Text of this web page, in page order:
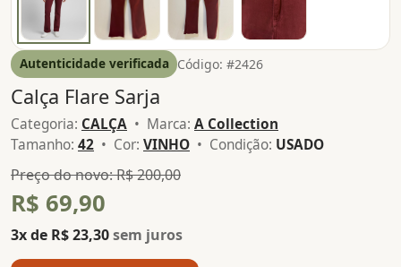
Autenticidade verificada Código: #2426
Calça Flare Sarja
Categoria: CALÇA • Marca: A Collection
Tamanho: 42 • Cor: VINHO • Condição: USADO
Preço do novo: R$ 200,00
R$ 69,90
3x de R$ 23,30sem juros